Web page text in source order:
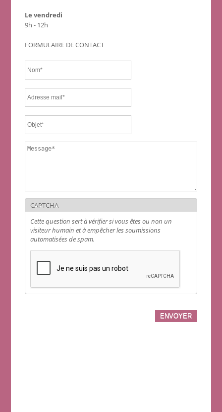
Le vendredi
9h - 12h
FORMULAIRE DE CONTACT
Message*
CAPTCHA
Cette question sert à vérifier si vous êtes ou non un
visiteur humain et à empêcher les soumissions
automatisées de spam.